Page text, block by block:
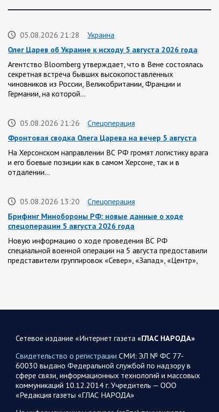
05.08.2026 21:28
Украина
Олег Царев об Украине к исходу 5 августа 2026 года
Агентство Bloomberg утверждает, что в Вене состоялась
секретная встреча бывших высокопоставленных
чиновников из России, Великобритании, Франции и
Германии, на которой…
05.08.2026 21:26
Спецоперация
Фронтовая сводка Олега Царева на вечер 5 августа
На Херсонском направлении ВС РФ громят логистику врага
и его боевые позиции как в самом Херсоне, так и в
отдалении…
05.08.2026 13:20
Спецоперация
Брифинг Минобороны РФ: новые данные о ходе
спецоперации 5 августа 2026 года
Новую информацию о ходе проведения ВС РФ
специальной военной операции на 5 августа предоставили
представители группировок «Север», «Запад», «Центр»,
Вооружённые силы РФ освободили населённый пункт
группировки «Север» взяли под контроль Рыжевку в…
05.08.2026 12:51
Власть
Путин проводит встречу с руководством Министерства
Сетевое издание «Интернет газета «ГЛАС НАРОДА»
Свидетельство о регистрации СМИ: ЭЛ № ФС 77-
60030 выдано Федеральной службой по надзору в
сфере связи, информационных технологий и массовых
коммуникаций 10.12.2014 г. Учредитель — ООО
«Редакция газеты «ГЛАС НАРОДА»